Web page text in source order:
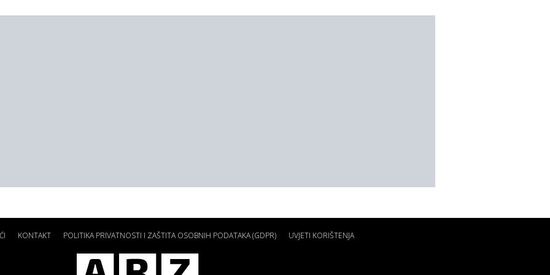
KONTAKT POLITIKA PRIVATNOSTI I ZAŠTITA OSOBNIH PODATAKA (GDPR) UVJETI KORIŠTENJA